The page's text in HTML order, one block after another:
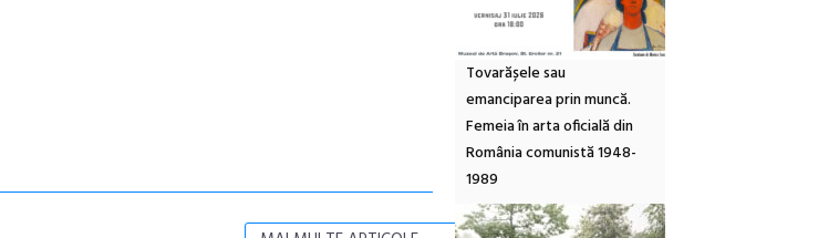
Tovarășele sau
emanciparea prin muncă.
Femeia în arta oficială din
România comunistă 1948-
1989